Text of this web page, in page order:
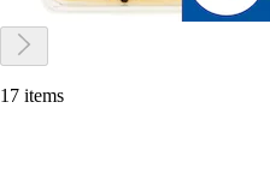
17 items